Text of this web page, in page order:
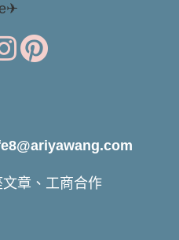
章、工商合作